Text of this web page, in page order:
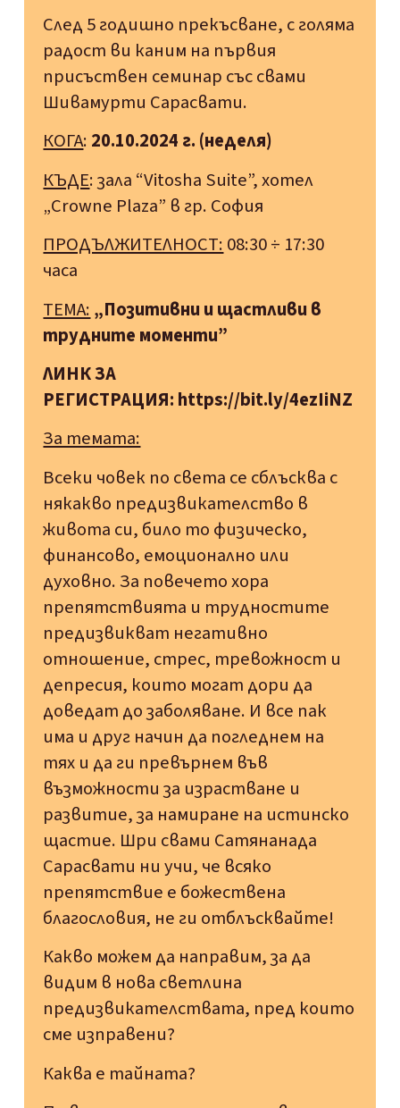
След 5 годишно прекъсване, с голяма
радост ви каним на първия
присъствен семинар със свами
Шивамурти Сарасвати.
КОГА: 20.10.2024 г. (неделя)
КЪДЕ: зала “Vitosha Suite”, хотел
„Crowne Plaza” в гр. София
ПРОДЪЛЖИТЕЛНОСТ: 08:30 ÷ 17:30
часа
ТЕМА: „Позитивни и щастливи в
трудните моменти”
ЛИНК ЗА
РЕГИСТРАЦИЯ: https://bit.ly/4ezIiNZ
За темата:
Всеки човек по света се сблъсква с
някакво предизвикателство в
живота си, било то физическо,
финансово, емоционално или
духовно. За повечето хора
препятствията и трудностите
предизвикват негативно
отношение, стрес, тревожност и
депресия, които могат дори да
доведат до заболяване. И все пак
има и друг начин да погледнем на
тях и да ги превърнем във
възможности за израстване и
развитие, за намиране на истинско
щастие. Шри свами Сатянанада
Сарасвати ни учи, че всяко
препятствие е божествена
благословия, не ги отблъсквайте!
Какво можем да направим, за да
видим в нова светлина
предизвикателствата, пред които
сме изправени?
Каква е тайната?